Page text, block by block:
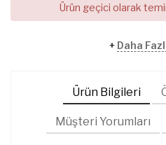
Ürün geçici olarak
+ Daha
Ürün Bilgileri
Müşteri Yorumları